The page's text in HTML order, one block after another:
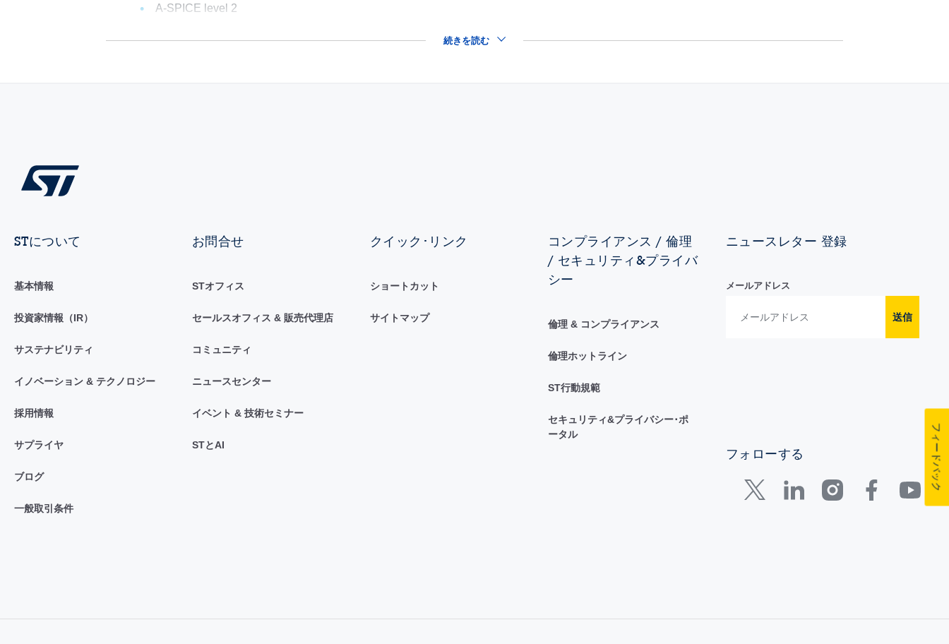
A-SPICE level 2
続きを読む
STについて
基本情報
投資家情報（IR）
サステナビリティ
イノベーション & テクノロジー
採用情報
サプライヤ
ブログ
一般取引条件
お問合せ
STオフィス
セールスオフィス & 販売代理店
コミュニティ
ニュースセンター
イベント & 技術セミナー
STとAI
クイック･リンク
ショートカット
サイトマップ
コンプライアンス / 倫理
/ セキュリティ&プライバ
シー
倫理 & コンプライアンス
倫理ホットライン
ST行動規範
セキュリティ&プライバシー･ポ
ータル
ニュースレター 登録
メールアドレス
送信
フォローする フィードバック